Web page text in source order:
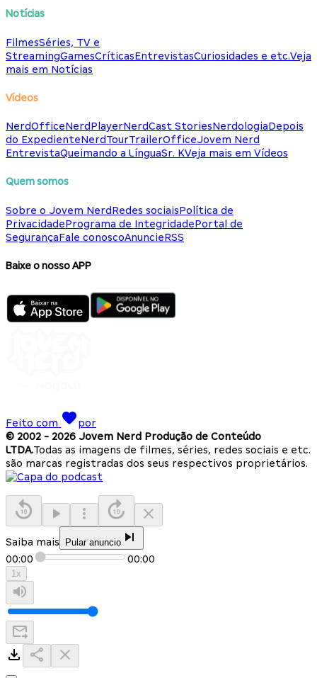
Notícias
FilmesSéries, TV e
StreamingGamesCríticasEntrevistasCuriosidades e etc.Veja
mais em Notícias
Vídeos
NerdOfficeNerdPlayerNerdCast StoriesNerdologiaDepois
do ExpedienteNerdTourTrailerOfficeJovem Nerd
EntrevistaQueimando a LínguaSr. KVeja mais em Vídeos
Quem somos
Sobre o Jovem NerdRedes sociaisPolítica de
PrivacidadePrograma de IntegridadePortal de
SegurançaFale conoscoAnuncieRSS
Baixe o nosso APP
Feito com
por
© 2002 - 2026 Jovem Nerd Produção de Conteúdo
LTDA.Todas as imagens de filmes, séries, redes sociais e etc.
são marcas registradas dos seus respectivos proprietários.
Saiba mais Pular anuncio
00:00 00:00
1x